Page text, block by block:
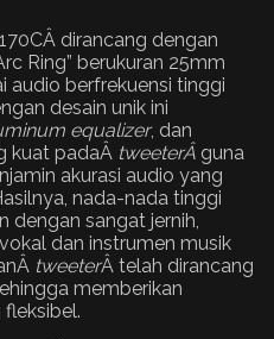
dirancang dengan
Ring” berukuran 25mm
audio berfrekuensi tinggi
desain unik ini
equalizer, dan
kuat padaÂ tweeterÂ guna
akurasi audio yang
nada-nada tinggi
dengan sangat jernih,
dan instrumen musik
tweeterÂ telah dirancang
memberikan